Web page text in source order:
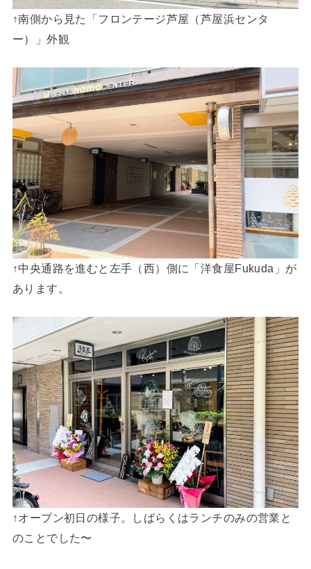
↑南側から見た「フロンテージ芦屋（芦屋浜センタ
ー）」外観
↑中央通路を進むと左手（西）側に「洋食屋Fukuda」が
あります。
↑オープン初日の様子。しばらくはランチのみの営業と
のことでした〜